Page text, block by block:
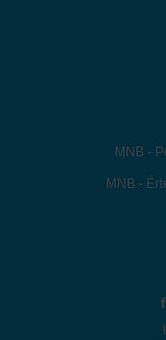
MNB -
MNB -